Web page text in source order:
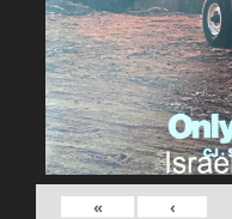
›
»